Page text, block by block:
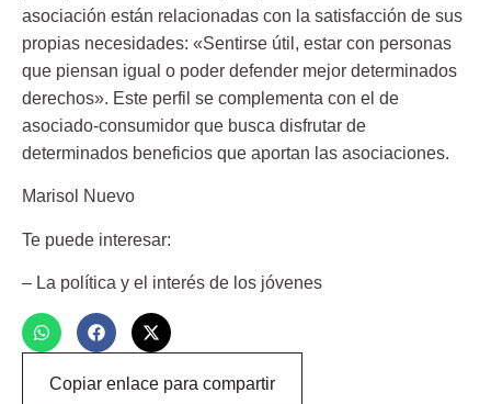
asociación están relacionadas con la satisfacción de sus
propias necesidades: «Sentirse útil, estar con personas
que piensan igual o poder defender mejor determinados
derechos». Este perfil se complementa con el de
asociado-consumidor que busca disfrutar de
determinados beneficios que aportan las asociaciones.
Marisol Nuevo
Te puede interesar:
– La política y el interés de los jóvenes
Copiar enlace para compartir